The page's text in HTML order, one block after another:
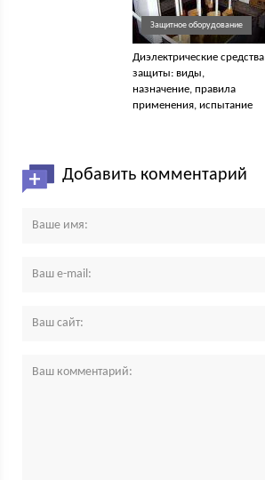
Защитное оборудование
Диэлектрические средства
защиты: виды,
назначение, правила
применения, испытание
Добавить комментарий